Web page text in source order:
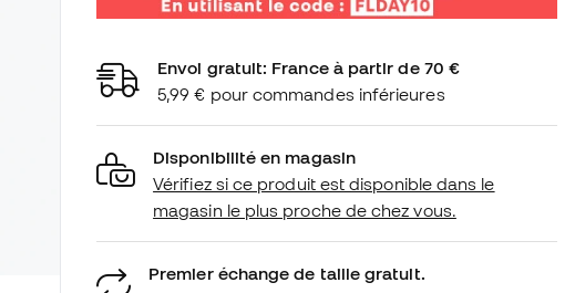
Envoi gratuit: France à partir de 70 €
5,99 € pour commandes inférieures
Disponibilité en magasin
Vérifiez si ce produit est disponible dans le
magasin le plus proche de chez vous.
Premier échange de taille gratuit.